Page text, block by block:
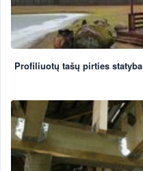
Profiliuotų tašų pirties statyba